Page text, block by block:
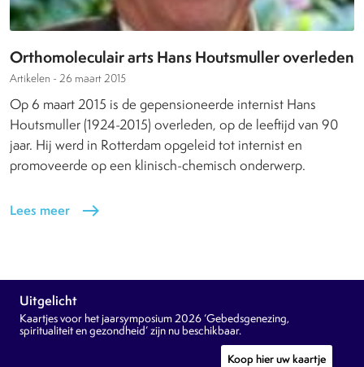
Orthomoleculair arts Hans Houtsmuller overleden
Artikelen - 26 maart 2015
Op 6 maart 2015 is de gepensioneerde internist Hans
Houtsmuller (1924-2015) overleden, op de leeftijd van 90
jaar. Hij werd in Rotterdam opgeleid tot internist en
promoveerde op een klinisch-chemisch onderwerp.
Lees meer east
Uitgelicht
Kaartjes voor het jaarsymposium 2026 ‘Gebedsgenezing,
spiritualiteit en gezondheid’ zijn nu beschikbaar.
Koop hier uw kaartje